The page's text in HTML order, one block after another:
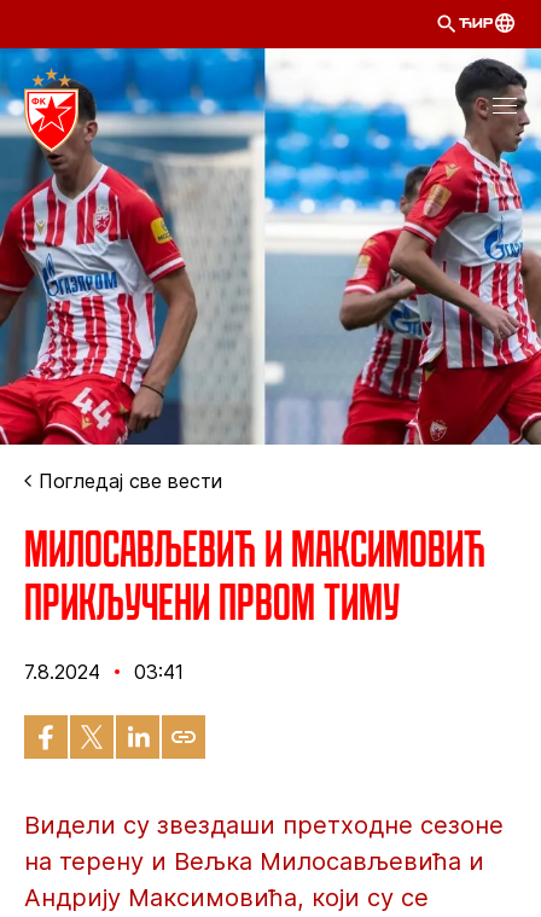
ЋИР
Погледај све вести
Милосављевић и Максимовић
прикључени првом тиму
7.8.2024 03:41
Видели су звездаши претходне сезоне
на терену и Вељка Милосављевића и
Андрију Максимовића, који су се